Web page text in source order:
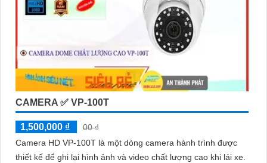
CAMERA ✅ VP-100T
1,500,000 ₫
00 ₫
Camera HD VP-100T là một dòng camera hành trình được
thiết kế để ghi lại hình ảnh và video chất lượng cao khi lái xe.